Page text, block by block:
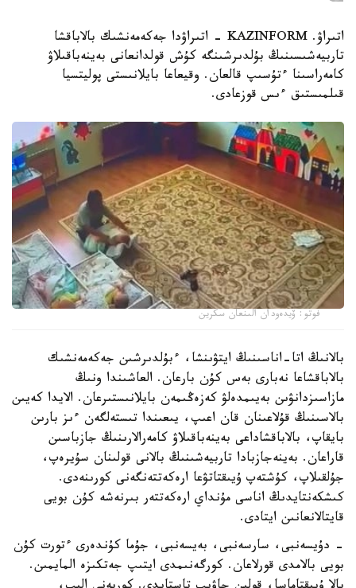
اتىراۋ. KAZINFORM - اتىراۋدا جەكەمەنشىك بالاباقشا
تاربيەشىسىنىڭ بۇلدىرشىنگە كۇش قولدانعانى بەينەباقىلاۋ
كامەراسىنا ءتۇسىپ قالعان. وقيعاعا بايلانىستى پوليتسيا
قىلمىستىق ءىس قوزعادى.
فوتو: ۆيدەودان الىنعان سكرين
بالانىڭ اتا-اناسىنىڭ ايتۋىنشا، ءبۇلدىرشىن جەكەمەنشىك
بالاباقشاعا نەبارى بەس كۇن بارعان. العاشىندا ونىڭ
مازاسىزدانۋىن بەيىمدەلۋ كەزەڭىمەن بايلانىستىرعان. الايدا كەيىن
بالاسىنىڭ قۇلاعىنان قان اعىپ، يىعىندا تىستەلگەن ءىز بارىن
بايقاپ، بالاباقشاداعى بەينەباقىلاۋ كامەرالارىنىڭ جازباسىن
قاراعان. بەينەجازبادا تاربيەشىنىڭ بالانى قولىنان سۇيرەپ،
جۇلقىلاپ، كۇشتەپ ۇيىقتاتۋعا ارەكەتتەنگەنى كورىنەدى.
كىشكەنتايدىڭ اناسى مۇنداي ارەكەتتەر بىرنەشە كۇن بويى
قايتالانعانىن ايتادى.
- دۇيسەنبى، سارسەنبى، بەيسەنبى، جۇما كۇندەرى ءتورت كۇن
بويى بالامدى قورلاعان. كورگەنىمدى ايتىپ جەتكىزە المايمىن.